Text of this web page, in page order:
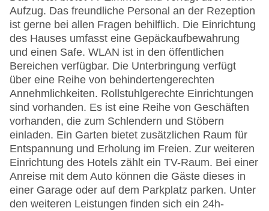
Aufzug. Das freundliche Personal an der Rezeption
ist gerne bei allen Fragen behilflich. Die Einrichtung
des Hauses umfasst eine Gepäckaufbewahrung
und einen Safe. WLAN ist in den öffentlichen
Bereichen verfügbar. Die Unterbringung verfügt
über eine Reihe von behindertengerechten
Annehmlichkeiten. Rollstuhlgerechte Einrichtungen
sind vorhanden. Es ist eine Reihe von Geschäften
vorhanden, die zum Schlendern und Stöbern
einladen. Ein Garten bietet zusätzlichen Raum für
Entspannung und Erholung im Freien. Zur weiteren
Einrichtung des Hotels zählt ein TV-Raum. Bei einer
Anreise mit dem Auto können die Gäste dieses in
einer Garage oder auf dem Parkplatz parken. Unter
den weiteren Leistungen finden sich ein 24h-